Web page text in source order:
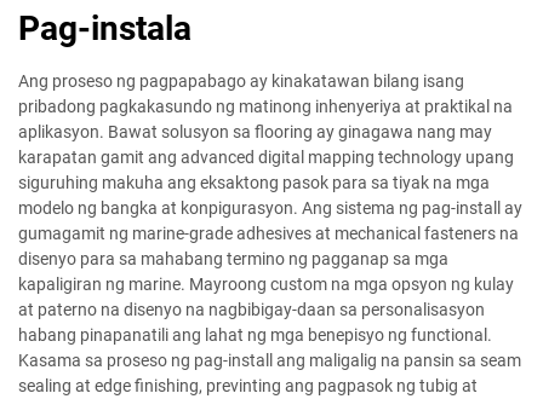
Pag-instala
Ang proseso ng pagpapabago ay kinakatawan bilang isang
pribadong pagkakasundo ng matinong inhenyeriya at praktikal na
aplikasyon. Bawat solusyon sa flooring ay ginagawa nang may
karapatan gamit ang advanced digital mapping technology upang
siguruhing makuha ang eksaktong pasok para sa tiyak na mga
modelo ng bangka at konpigurasyon. Ang sistema ng pag-install ay
gumagamit ng marine-grade adhesives at mechanical fasteners na
disenyo para sa mahabang termino ng pagganap sa mga
kapaligiran ng marine. Mayroong custom na mga opsyon ng kulay
at paterno na disenyo na nagbibigay-daan sa personalisasyon
habang pinapanatili ang lahat ng mga benepisyo ng functional.
Kasama sa proseso ng pag-install ang maligalig na pansin sa seam
sealing at edge finishing, previnting ang pagpasok ng tubig at